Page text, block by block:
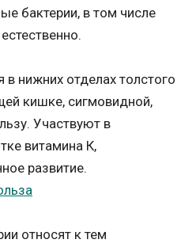
бактерии, в том числе
нижних отделах толстого
кишке, сигмовидной,
Участвуют в
витамина К,
развитие.
относят к тем